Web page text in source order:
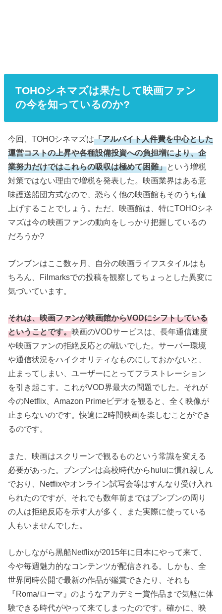
TOHOシネマズは果たして映画ファン
の今を知っているのか?
今回、TOHOシネマズは「アルバイト人件費を中心とした
運営コストの上昇や各種設備投資への負担増により、企
業努力だけではこれらの吸収は極めて困難」という増税
対策ではない理由で増税を発表した。映画業界はある意
味護送船団方式なので、恐らく他の映画館もそのうち値
上げすることでしょう。ただ、映画館は、特にTOHOシネ
マズは今の映画ファンの動向をしっかり把握しているの
だろうか?
ブンブンはここ数ヶ月、自分の映画ライフスタイルはも
ちろん、Filmarksでの投稿を観察してちょっとした異変に
気づいています。
それは、映画ファンが映画館からVODにシフトしている
ということです。映画のVODサービスは、長年通信速度
や映画ファンの拒絶反応との戦いでした。サーバー環境
や通信状況をハイクオリティなものにしておかないと、
止まってしまい、ユーザーにとってフラストレーション
を引き起こす。これがVOD界最大の問題でした。それが
今のNetflix、Amazon Primeビデオを観ると、全く映像が
止まらないのです。快適に2時間映画を楽しむことができ
るのです。
また、映画はスクリーンで観るものという常識を変える
必要があった。ブンブンは高校時代からhuluに慣れ親しん
でおり、Netflixやオンライン試写会等はすんなり受け入れ
られたのですが、それでも数年前まではブンブンの周り
の人は拒絶反応を示す人が多く、また実際に使っている
人もいませんでした。
しかしながら黒船Netflixが2015年に日本にやって来て、
今や毎週魅力的なコンテンツが配信される。しかも、全
世界同時公開で最新の作品が鑑賞できたり、それも
『Roma/ローマ』のようなアカデミー賞作品まで気軽に体
験できる時代がやって来てしまったのです。確かに、映